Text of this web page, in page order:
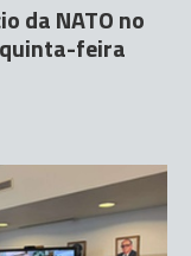
da NATO no
feira